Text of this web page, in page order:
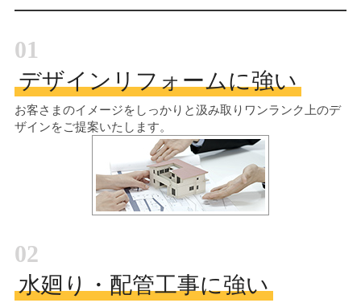
01
デザインリフォームに強い
お客さまのイメージをしっかりと汲み取り ワンランク上のデ
ザインをご提案いたします。
02
水廻り・配管工事に強い